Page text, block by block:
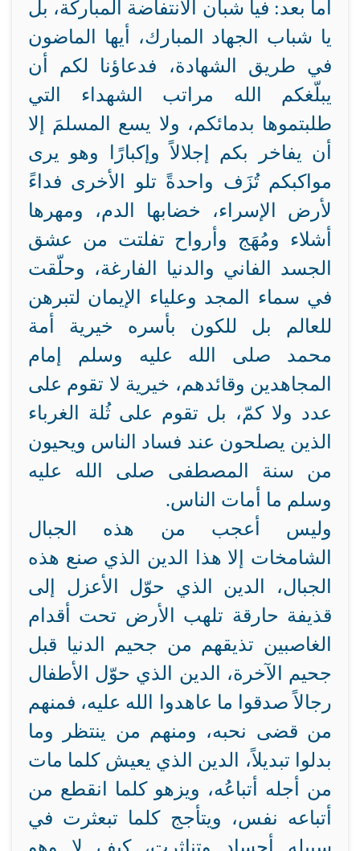
أما بعد: فيا شبان الانتفاضة المباركة، بل
يا شباب الجهاد المبارك، أيها الماضون
في طريق الشهادة، فدعاؤنا لكم أن
يبلّغكم الله مراتب الشهداء التي
طلبتموها بدمائكم، ولا يسع المسلمَ إلا
أن يفاخر بكم إجلالاً وإكبارًا وهو يرى
مواكبكم تُزَف واحدةً تلو الأخرى فداءً
لأرض الإسراء، خضابها الدم، ومهرها
أشلاء ومُهَج وأرواح تفلتت من عشق
الجسد الفاني والدنيا الفارغة، وحلّقت
في سماء المجد وعلياء الإيمان لتبرهن
للعالم بل للكون بأسره خيرية أمة
محمد صلى الله عليه وسلم إمام
المجاهدين وقائدهم، خيرية لا تقوم على
عدد ولا كمّ، بل تقوم على ثُلة الغرباء
الذين يصلحون عند فساد الناس ويحيون
من سنة المصطفى صلى الله عليه
وسلم ما أمات الناس.
وليس أعجب من هذه الجبال
الشامخات إلا هذا الدين الذي صنع هذه
الجبال، الدين الذي حوّل الأعزل إلى
قذيفة حارقة تلهب الأرض تحت أقدام
الغاصبين تذيقهم من جحيم الدنيا قبل
جحيم الآخرة، الدين الذي حوّل الأطفال
رجالاً صدقوا ما عاهدوا الله عليه، فمنهم
من قضى نحبه، ومنهم من ينتظر وما
بدلوا تبديلاً، الدين الذي يعيش كلما مات
من أجله أتباعُه، ويزهو كلما انقطع من
أتباعه نفس، ويتأجج كلما تبعثرت في